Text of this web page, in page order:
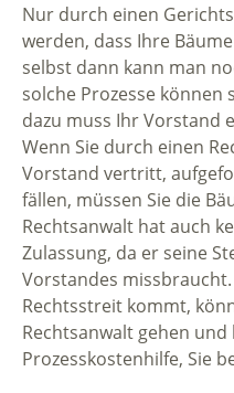
Nur durch einen
werden, dass Ihre
selbst dann kann man
solche Prozesse können
dazu muss Ihr Vorstand
Wenn Sie durch einen
Vorstand vertritt,
fällen, müssen Sie die
Rechtsanwalt hat auch
Zulassung, da er seine
Vorstandes
Rechtsstreit kommt,
Rechtsanwalt gehen
Prozesskostenhilfe, Sie